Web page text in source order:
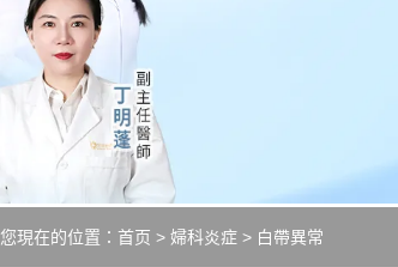
您現在的位置： 首页 > 婦科炎症 > 白帶異常